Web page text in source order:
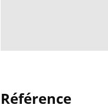
Référence